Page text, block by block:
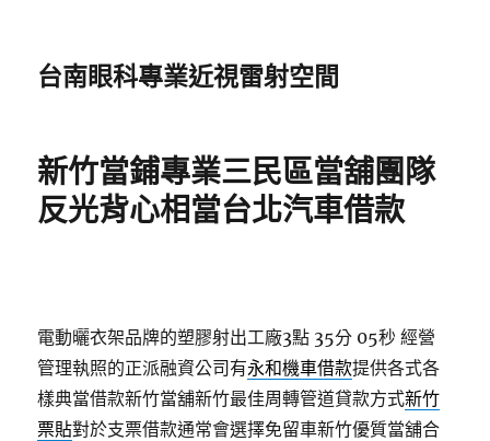
台南眼科專業近視雷射空間
新竹當鋪專業三民區當舖團隊
反光背心相當台北汽車借款
電動曬衣架品牌的塑膠射出工廠3點 35分 05秒 經營
管理執照的正派融資公司有永和機車借款提供各式各
樣典當借款新竹當舖新竹最佳周轉管道貸款方式新竹
票貼對於支票借款通常會選擇免留車新竹優質當舖合